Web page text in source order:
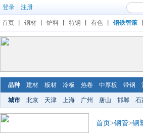
登录 注册
首页 钢材 炉料 特钢 有色 钢铁智策
品种 建材 板材 冷板 热卷 中厚板 带钢
城市 北京 天津 上海 广州 唐山 邯郸 石
首页>钢管>钢